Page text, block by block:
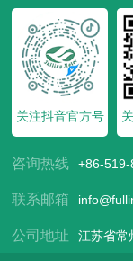
关注抖音官方号
咨询热线 +86-
联系邮箱
公司地址 江苏省常